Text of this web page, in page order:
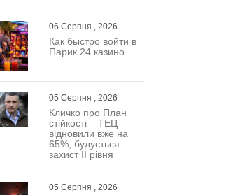
06 Серпня , 2026
Как быстро войти в
Парик 24 казино
05 Серпня , 2026
Кличко про План
стійкості – ТЕЦ
відновили вже на
65%, будується
захист ІІ рівня
05 Серпня , 2026